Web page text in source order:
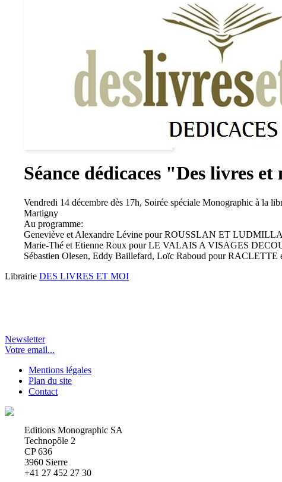
Séance dédicaces "Des livres
Vendredi 14 décembre dès 17h, Soirée spéciale Monographic à la
Martigny
Au programme:
Geneviève et Alexandre Lévine pour ROUSSLAN ET LUDMILLA
Marie-Thé et Etienne Roux pour LE VALAIS A VISAGES
Sébastien Olesen, Eddy Baillefard, Loïc Raboud pour
Librairie DES LIVRES ET MOI
Newsletter
Votre email...
Mentions légales
Plan du site
Contact
Editions Monographic SA
Technopôle 2
CP 636
3960 Sierre
+41 27 452 27 30